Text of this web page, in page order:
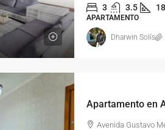
3 3.5
APARTAMENTO
Dharwin Solís
Apartamento en
Avenida Gustavo